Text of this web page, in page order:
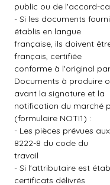
public ou de l'accord-
- Si les documents
établis en langue
française, ils doivent
français, certifiée
conforme à l'original
Documents à produire
avant la signature et la
notification du marché
(formulaire NOTI1) :
- Les pièces prévues
8222-8 du code du
travail
- Si l'attributaire est
certificats délivrés